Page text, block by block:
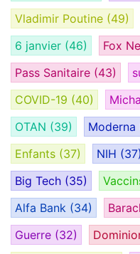
Vladimir Poutine (49)
6 janvier (46) Fox
Pass Sanitaire (43)
COVID-19 (40)
OTAN (39) Moderna
Enfants (37) NIH (37)
Big Tech (35)
Alfa Bank (34)
Guerre (32)